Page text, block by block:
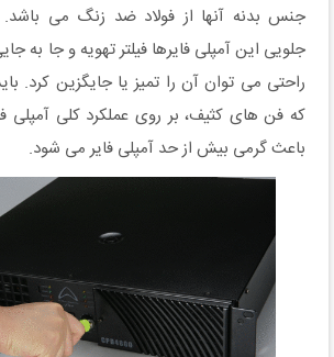
جنس بدنه آنها از فولاد ضد زنگ می
جلویی این آمپلی فایرها فیلتر تهویه و جا به
راحتی می توان آن را تمیز یا جایگزین کرد.
که فن های کثیف، بر روی عملکرد کلی آمپلی
باعث گرمی بیش از حد آمپلی فایر می شود.